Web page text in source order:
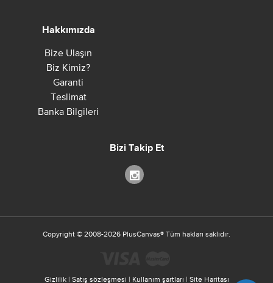
Hakkımızda
Bize Ulaşın
Biz Kimiz?
Garanti
Teslimat
Banka Bilgileri
Bizi Takip Et
Copyright © 2008-2026 PlusCanvas® Tüm hakları saklıdır.
Gizlilik| Satış sözleşmesi | Kullanım şartları | Site Haritası